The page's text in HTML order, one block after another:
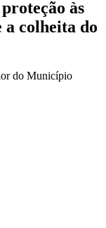
às
colheita do
do Município